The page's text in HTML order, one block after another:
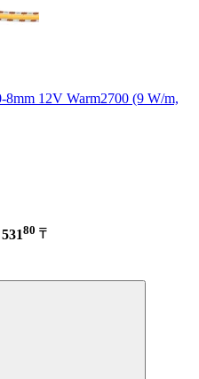
12V Warm2700 (9 W/m,
80 ₸